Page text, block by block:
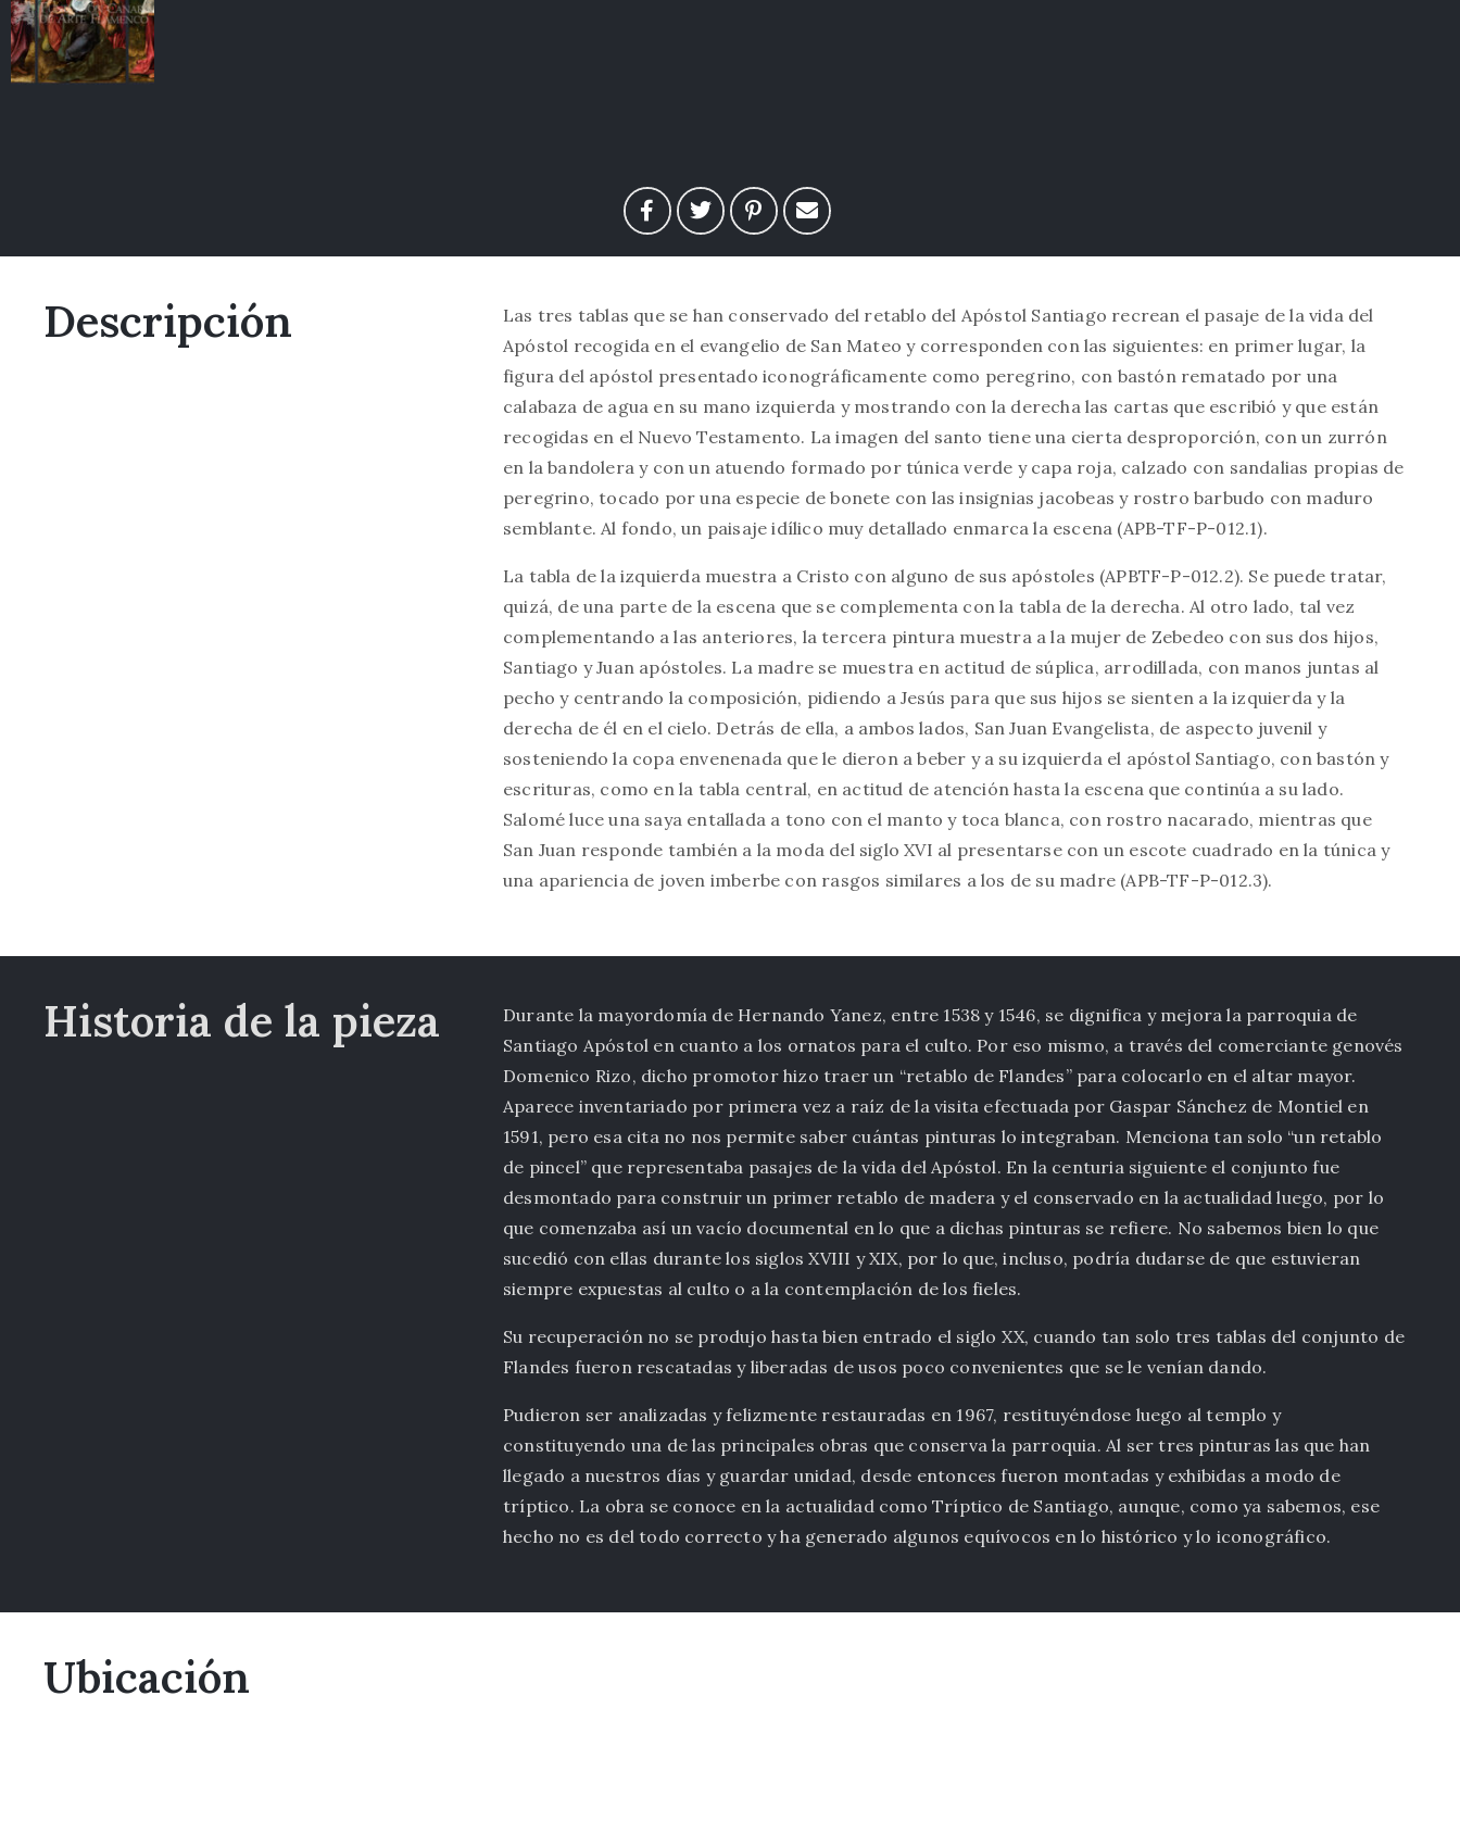
Descripción
Las tres tablas que se han conservado del retablo del Apóstol Santiago recrean el pasaje de la vida del
Apóstol recogida en el evangelio de San Mateo y corresponden con las siguientes: en primer lugar, la
figura del apóstol presentado iconográficamente como peregrino, con bastón rematado por una
calabaza de agua en su mano izquierda y mostrando con la derecha las cartas que escribió y que están
recogidas en el Nuevo Testamento. La imagen del santo tiene una cierta desproporción, con un zurrón
en la bandolera y con un atuendo formado por túnica verde y capa roja, calzado con sandalias propias de
peregrino, tocado por una especie de bonete con las insignias jacobeas y rostro barbudo con maduro
semblante. Al fondo, un paisaje idílico muy detallado enmarca la escena (APB-TF-P-012.1).
La tabla de la izquierda muestra a Cristo con alguno de sus apóstoles (APBTF-P-012.2). Se puede tratar,
quizá, de una parte de la escena que se complementa con la tabla de la derecha. Al otro lado, tal vez
complementando a las anteriores, la tercera pintura muestra a la mujer de Zebedeo con sus dos hijos,
Santiago y Juan apóstoles. La madre se muestra en actitud de súplica, arrodillada, con manos juntas al
pecho y centrando la composición, pidiendo a Jesús para que sus hijos se sienten a la izquierda y la
derecha de él en el cielo. Detrás de ella, a ambos lados, San Juan Evangelista, de aspecto juvenil y
sosteniendo la copa envenenada que le dieron a beber y a su izquierda el apóstol Santiago, con bastón y
escrituras, como en la tabla central, en actitud de atención hasta la escena que continúa a su lado.
Salomé luce una saya entallada a tono con el manto y toca blanca, con rostro nacarado, mientras que
San Juan responde también a la moda del siglo XVI al presentarse con un escote cuadrado en la túnica y
una apariencia de joven imberbe con rasgos similares a los de su madre (APB-TF-P-012.3).
Historia de la pieza
Durante la mayordomía de Hernando Yanez, entre 1538 y 1546, se dignifica y mejora la parroquia de
Santiago Apóstol en cuanto a los ornatos para el culto. Por eso mismo, a través del comerciante genovés
Domenico Rizo, dicho promotor hizo traer un “retablo de Flandes” para colocarlo en el altar mayor.
Aparece inventariado por primera vez a raíz de la visita efectuada por Gaspar Sánchez de Montiel en
1591, pero esa cita no nos permite saber cuántas pinturas lo integraban. Menciona tan solo “un retablo
de pincel” que representaba pasajes de la vida del Apóstol. En la centuria siguiente el conjunto fue
desmontado para construir un primer retablo de madera y el conservado en la actualidad luego, por lo
que comenzaba así un vacío documental en lo que a dichas pinturas se refiere. No sabemos bien lo que
sucedió con ellas durante los siglos XVIII y XIX, por lo que, incluso, podría dudarse de que estuvieran
siempre expuestas al culto o a la contemplación de los fieles.
Su recuperación no se produjo hasta bien entrado el siglo XX, cuando tan solo tres tablas del conjunto de
Flandes fueron rescatadas y liberadas de usos poco convenientes que se le venían dando.
Pudieron ser analizadas y felizmente restauradas en 1967, restituyéndose luego al templo y
constituyendo una de las principales obras que conserva la parroquia. Al ser tres pinturas las que han
llegado a nuestros días y guardar unidad, desde entonces fueron montadas y exhibidas a modo de
tríptico. La obra se conoce en la actualidad como Tríptico de Santiago, aunque, como ya sabemos, ese
hecho no es del todo correcto y ha generado algunos equívocos en lo histórico y lo iconográfico.
Ubicación